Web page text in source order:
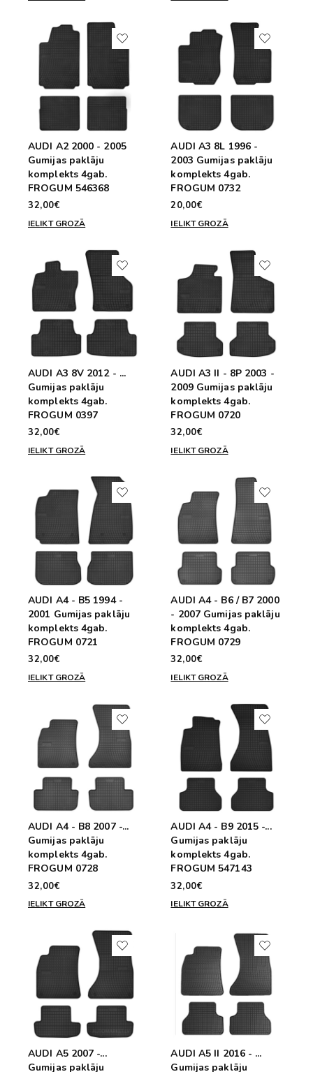
AUDI A2 2000 - 2005
Gumijas paklāju
komplekts 4gab.
FROGUM 546368
32,00€
IELIKT GROZĀ
AUDI A3 8L 1996 -
2003 Gumijas paklāju
komplekts 4gab.
FROGUM 0732
20,00€
IELIKT GROZĀ
AUDI A3 8V 2012 - ...
Gumijas paklāju
komplekts 4gab.
FROGUM 0397
32,00€
IELIKT GROZĀ
AUDI A3 II - 8P 2003 -
2009 Gumijas paklāju
komplekts 4gab.
FROGUM 0720
32,00€
IELIKT GROZĀ
AUDI A4 - B5 1994 -
2001 Gumijas paklāju
komplekts 4gab.
FROGUM 0721
32,00€
IELIKT GROZĀ
AUDI A4 - B6 / B7 2000
- 2007 Gumijas paklāju
komplekts 4gab.
FROGUM 0729
32,00€
IELIKT GROZĀ
AUDI A4 - B8 2007 -...
Gumijas paklāju
komplekts 4gab.
FROGUM 0728
32,00€
IELIKT GROZĀ
AUDI A4 - B9 2015 -...
Gumijas paklāju
komplekts 4gab.
FROGUM 547143
32,00€
IELIKT GROZĀ
AUDI A5 2007 -...
Gumijas paklāju
AUDI A5 II 2016 - ...
Gumijas paklāju